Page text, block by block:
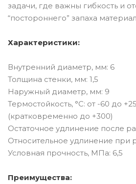
задачи, где важны гибкость и
“постороннего” запаха
Характеристики:
Внутренний диаметр, мм: 6
Толщина стенки, мм: 1,5
Наружный диаметр, мм: 9
Термостойкость, °C: от -60 до
(кратковременно до +300)
Остаточное удлинение после
Относительное удлинение при
Условная прочность, МПа: 6,5
Преимущества: